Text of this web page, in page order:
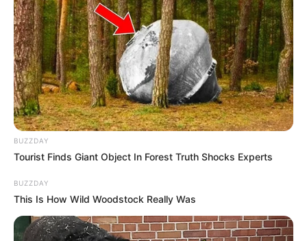
BUZZDAY
Tourist Finds Giant Object In Forest Truth Shocks Experts
BUZZDAY
This Is How Wild Woodstock Really Was